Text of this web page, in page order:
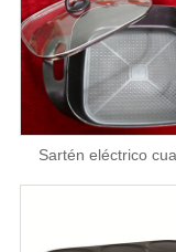
Sartén eléctrico